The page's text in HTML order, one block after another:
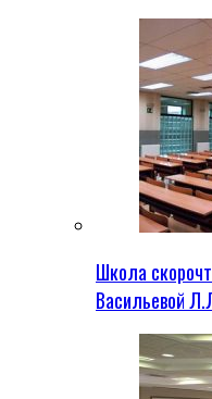
Школа
Васильевой